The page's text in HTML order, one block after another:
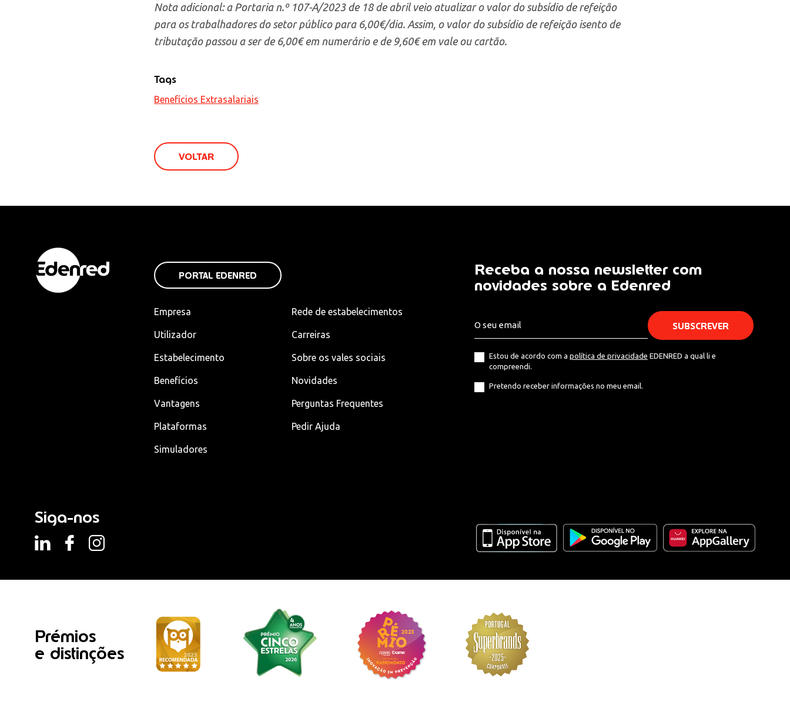
Nota adicional: a Portaria n.º 107-A/2023 de 18 de abril veio atualizar o valor do subsídio de refeição
para os trabalhadores do setor público para 6,00€/dia. Assim, o valor do subsídio de refeição isento de
tributação passou a ser de 6,00€ em numerário e de 9,60€ em vale ou cartão.
Tags
Benefícios Extrasalariais
VOLTAR
PORTAL EDENRED
Empresa
Utilizador
Estabelecimento
Benefícios
Vantagens
Plataformas
Simuladores
Rede de estabelecimentos
Carreiras
Sobre os vales sociais
Novidades
Perguntas Frequentes
Pedir Ajuda
Receba a nossa newsletter com
novidades sobre a Edenred
Estou de acordo com a política de privacidade EDENRED a qual li e
compreendi.
Pretendo receber informações no meu email.
Siga-nos
Prémios
e distinções